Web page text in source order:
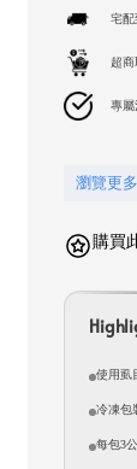
宅配
超
專屬
瀏覽更多
購買
使用虱
冷凍包
每包3